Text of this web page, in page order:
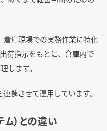
倉庫現場での実務作業に特化
荷指示をもとに、倉庫内で
します。
携させて運用しています。
）との違い